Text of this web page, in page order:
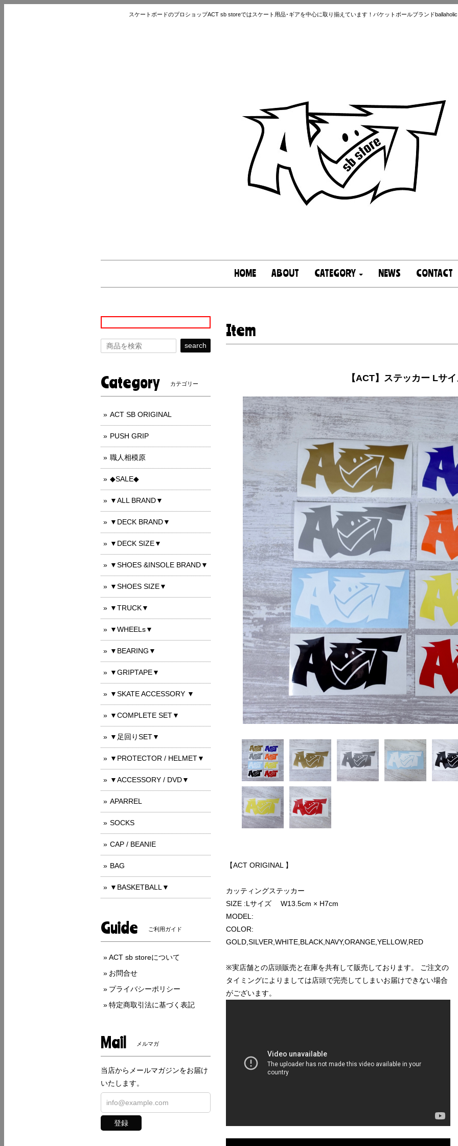
スケートボードのプロショップACT sb storeではスケート用品･ギアを中心に取り揃えています！バケットボールブランド
HOME ABOUT CATEGORY NEWS CONTACT
Item
【ACT】ステッカー Lサ
【ACT ORIGINAL 】
カッティングステッカー
SIZE :Lサイズ W13.5cm × H7cm
MODEL:
COLOR:
GOLD,SILVER,WHITE,BLACK,NAVY,ORANGE,YELLOW,RED
※実店舗との店頭販売と在庫を共有して販売しております。 ご注文の
タイミングによりましては店頭で完売してしまいお届けできない場合
がございます。
search
Category カテゴリー
ACT SB ORIGINAL
PUSH GRIP
職人相模原
◆SALE◆
▼ALL BRAND▼
▼DECK BRAND▼
▼DECK SIZE▼
▼SHOES &INSOLE BRAND▼
▼SHOES SIZE▼
▼TRUCK▼
▼WHEELs▼
▼BEARING▼
▼GRIPTAPE▼
▼SKATE ACCESSORY ▼
▼COMPLETE SET▼
▼足回りSET▼
▼PROTECTOR / HELMET▼
▼ACCESSORY / DVD▼
APARREL
SOCKS
CAP / BEANIE
BAG
▼BASKETBALL▼
Guide ご利用ガイド
ACT sb storeについて
お問合せ
プライバシーポリシー
特定商取引法に基づく表記
Mail メルマガ
当店からメールマガジンをお届け
いたします。
登録